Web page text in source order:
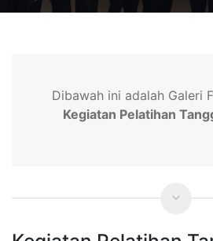
Dibawah ini adalah Galeri
Kegiatan Pelatihan